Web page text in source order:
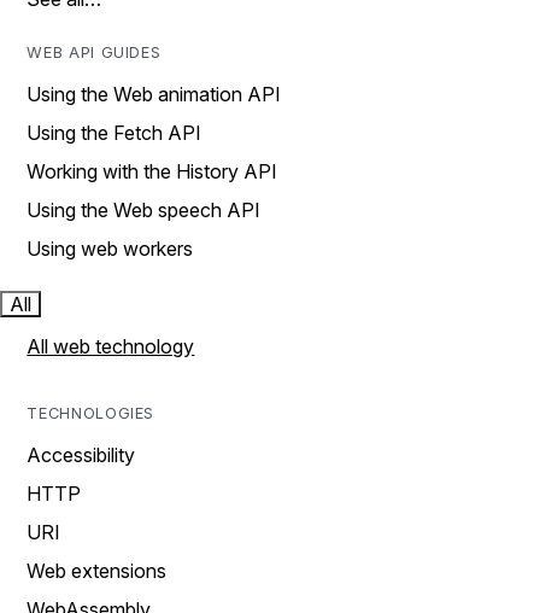
WEB API GUIDES
Using the Web animation API
Using the Fetch API
Working with the History API
Using the Web speech API
Using web workers
All
All web technology
TECHNOLOGIES
Accessibility
HTTP
URI
Web extensions